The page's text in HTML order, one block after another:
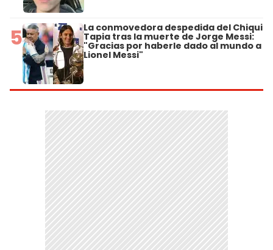
5 La conmovedora despedida del Chiqui
Tapia tras la muerte de Jorge Messi:
"Gracias por haberle dado al mundo a
Lionel Messi"